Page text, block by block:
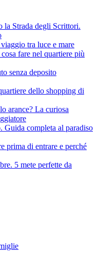
la Strada degli Scrittori.
tra luce e mare
fare nel quartiere più
senza deposito
dello shopping di
arance? La curiosa
completa al paradiso
prima di entrare e perché
5 mete perfette da